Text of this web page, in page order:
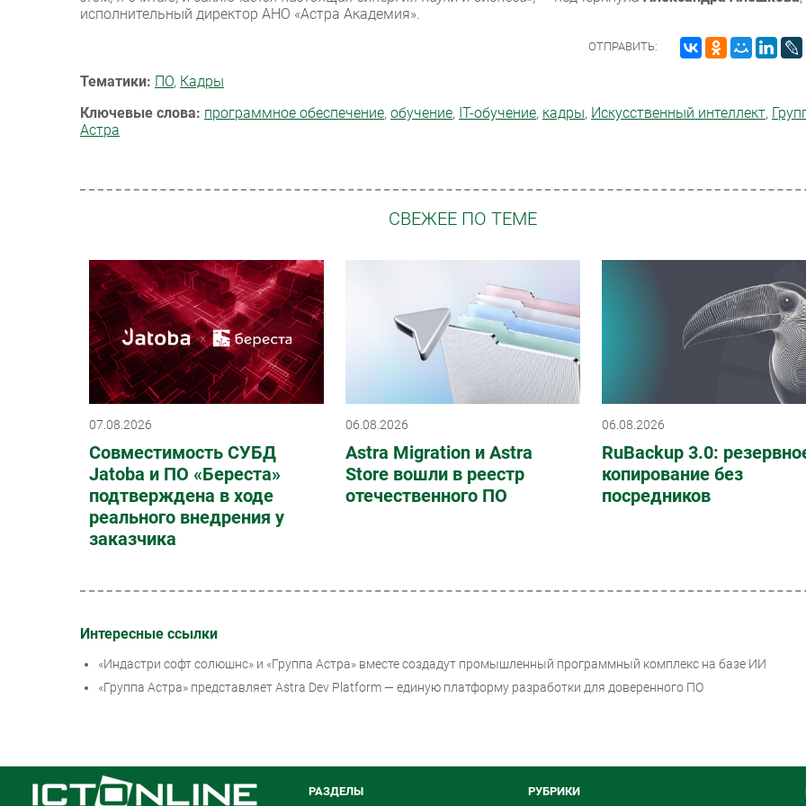
исполнительный директор АНО «Астра Академия».
ОТПРАВИТЬ:
Тематики: ПО, Кадры
Ключевые слова: программное обеспечение, обучение, IT-обучение, кадры, Искусственный интеллект,
Астра
СВЕЖЕЕ ПО ТЕМЕ
07.08.2026
Совместимость СУБД
Jatoba и ПО «Береста»
подтверждена в ходе
реального внедрения у
заказчика
06.08.2026
Astra Migration и Astra
Store вошли в реестр
отечественного ПО
06.08.2026
RuBackup 3.0:
копирование без
посредников
Интересные ссылки
«Индастри софт солюшнс» и «Группа Астра» вместе создадут промышленный программный комплекс на базе ИИ
«Группа Астра» представляет Astra Dev Platform — единую платформу разработки для доверенного ПО
РАЗДЕЛЫ РУБРИКИ